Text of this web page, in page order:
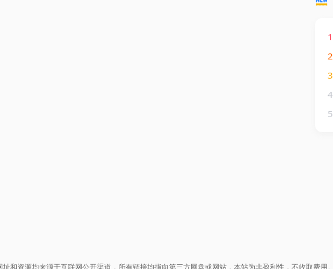
1
2
3
4
5
和资源均来源于互联网公开渠道，所有链接均指向第三方网盘或网站，本站为非盈利性，不收取费用。